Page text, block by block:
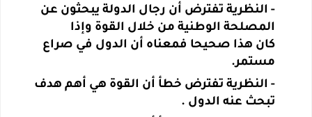
- النظرية تفترض أن رجال الدولة يبحثون عن
المصلحة الوطنية من خلال القوة وإذا
كان هذا صحيحا فمعناه أن الدول في صراع
مستمر.
- النظرية تفترض خطأ أن القوة هي أهم هدف
تبحث عنه الدول .